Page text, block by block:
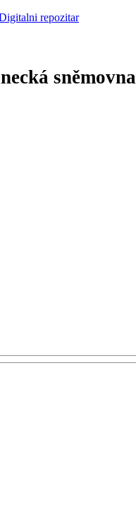
sněmovna